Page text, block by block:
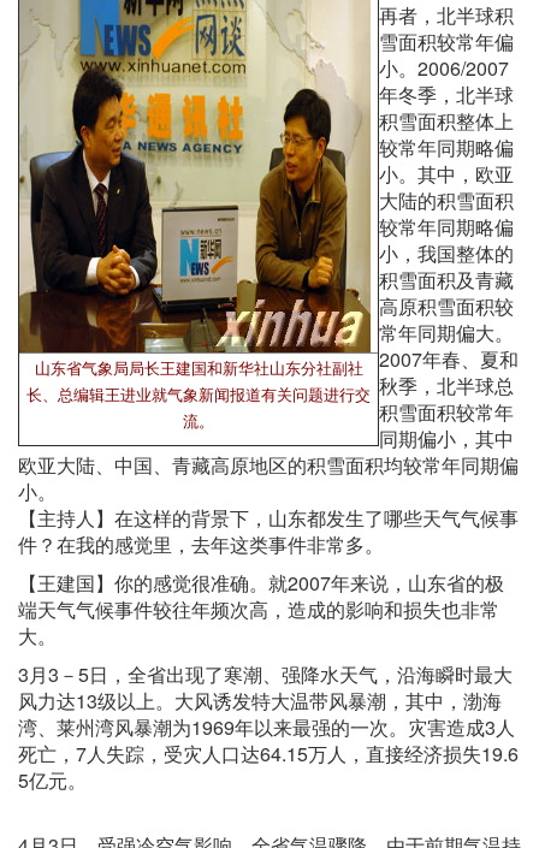
山东省气象局局长王建国和新华社山东分社副社
长、总编辑王进业就气象新闻报道有关问题进行交
流。
再者，北半球积
雪面积较常年偏
小。2006/2007
年冬季，北半球
积雪面积整体上
较常年同期略偏
小。其中，欧亚
大陆的积雪面积
较常年同期略偏
小，我国整体的
积雪面积及青藏
高原积雪面积较
常年同期偏大。
2007年春、夏和
秋季，北半球总
积雪面积较常年
同期偏小，其中
欧亚大陆、中国、青藏高原地区的积雪面积均较常年同期偏
小。
【主持人】在这样的背景下，山东都发生了哪些天气气候事
件？在我的感觉里，去年这类事件非常多。
【王建国】你的感觉很准确。就2007年来说，山东省的极
端天气气候事件较往年频次高，造成的影响和损失也非常
大。
3月3－5日，全省出现了寒潮、强降水天气，沿海瞬时最大
风力达13级以上。大风诱发特大温带风暴潮，其中，渤海
湾、莱州湾风暴潮为1969年以来最强的一次。灾害造成3人
死亡，7人失踪，受灾人口达64.15万人，直接经济损失19.6
5亿元。